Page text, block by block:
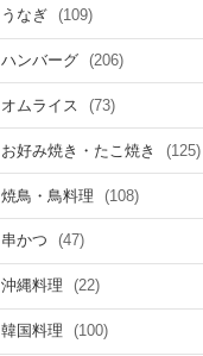
うなぎ (109)
ハンバーグ (206)
オムライス (73)
お好み焼き・たこ焼き (125)
焼鳥・鳥料理 (108)
串かつ (47)
沖縄料理 (22)
韓国料理 (100)